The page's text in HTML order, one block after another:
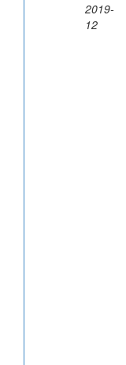
2019-
12